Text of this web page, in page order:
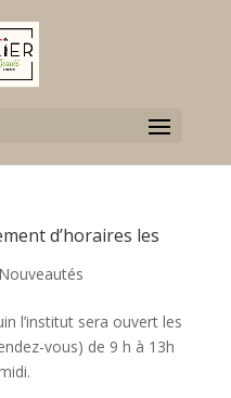
d’horaires les
Nouveautés
l’institut sera ouvert les
vous) de 9 h à 13h